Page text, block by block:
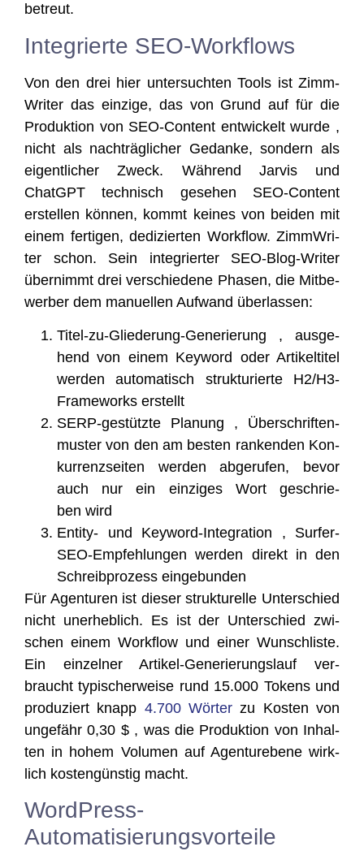
betreut.
Integrierte SEO-Workflows
Von den drei hier unter­such­ten Tools ist Zimm­
Wri­ter das ein­zi­ge, das von Grund auf für die
Pro­duk­ti­on von SEO-Con­tent ent­wi­ckelt wur­de ,
nicht als nach­träg­li­cher Gedan­ke, son­dern als
eigent­li­cher Zweck. Wäh­rend Jar­vis und
ChatGPT tech­nisch gese­hen SEO-Con­tent
erstel­len kön­nen, kommt kei­nes von bei­den mit
einem fer­ti­gen, dedi­zier­ten Work­flow. Zimm­Wri­
ter schon. Sein inte­grier­ter SEO-Blog-Wri­ter
über­nimmt drei ver­schie­de­ne Pha­sen, die Mit­be­
wer­ber dem manu­el­len Auf­wand überlassen:
Titel-zu-Glie­de­rung-Gene­rie­rung , aus­ge­
hend von einem Key­word oder Arti­kel­ti­tel
wer­den auto­ma­tisch struk­tu­rier­te H2/H3-
Frame­works erstellt
SERP-gestütz­te Pla­nung , Über­schrif­ten­
mus­ter von den am bes­ten ran­ken­den Kon­
kur­renz­sei­ten wer­den abge­ru­fen, bevor
auch nur ein ein­zi­ges Wort geschrie­
ben wird
Enti­ty- und Key­word-Inte­gra­ti­on , Sur­fer-
SEO-Emp­feh­lun­gen wer­den direkt in den
Schreib­pro­zess eingebunden
Für Agen­tu­ren ist die­ser struk­tu­rel­le Unter­schied
nicht uner­heb­lich. Es ist der Unter­schied zwi­
schen einem Work­flow und einer Wunsch­lis­te.
Ein ein­zel­ner Arti­kel-Gene­rie­rungs­lauf ver­
braucht typi­scher­wei­se rund 15.000 Tokens und
pro­du­ziert knapp 4.700 Wör­ter zu Kos­ten von
unge­fähr 0,30 $ , was die Pro­duk­ti­on von Inhal­
ten in hohem Volu­men auf Agen­tur­ebe­ne wirk­
lich kos­ten­güns­tig macht.
WordPress-
Automatisierungsvorteile